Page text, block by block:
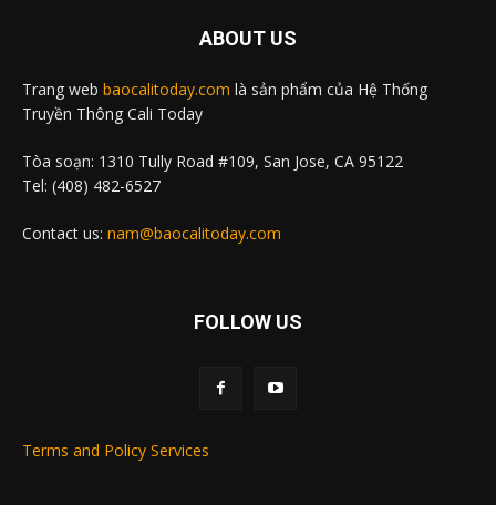
ABOUT US
Trang web baocalitoday.com là sản phẩm của Hệ Thống
Truyền Thông Cali Today
Tòa soạn: 1310 Tully Road #109, San Jose, CA 95122
Tel: (408) 482-6527
Contact us: nam@baocalitoday.com
FOLLOW US
Terms and Policy Services